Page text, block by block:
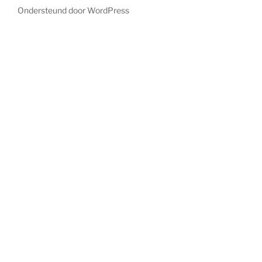
Ondersteund door WordPress